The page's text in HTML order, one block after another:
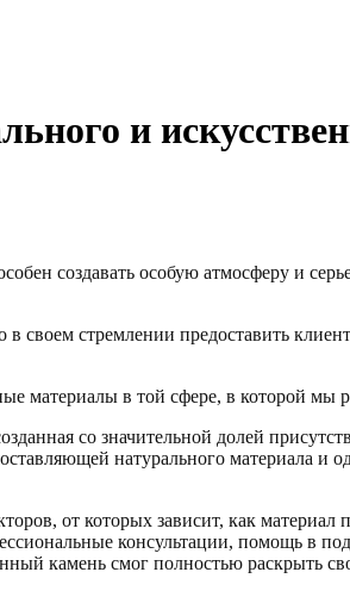
и
создавать особую атмосферу и
своем стремлении предоставить
материалы в той сфере, в которой мы
со значительной долей
натурального материала и
от которых зависит, как материал
консультации, помощь в
камень смог полностью раскрыть